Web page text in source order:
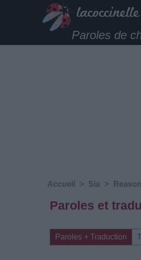
Paroles de
Accueil > Sia >
Paroles et
Paroles + Traduction